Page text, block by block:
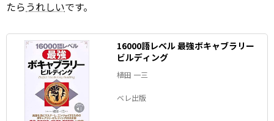
たら うれしいです。
16000語レベル 最強ボキャブラリー
ビルディング
植田 一三
ベレ出版